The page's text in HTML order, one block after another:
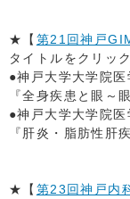
★【 第21回神戸
タイトルをクリッ
●神戸大学大学院
『全身疾患と眼～
●神戸大学大学院
『肝炎・脂肪性肝
★【 第23回神戸内